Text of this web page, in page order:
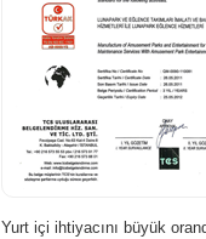
Yurt içi ihtiyacını büyük